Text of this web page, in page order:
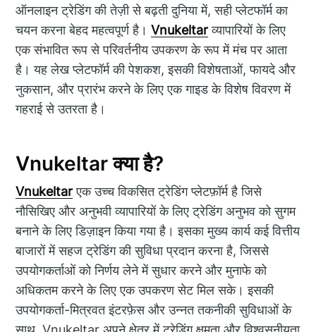
ऑनलाइन ट्रेडिंग की तेज़ी से बढ़ती दुनिया में, सही प्लेटफॉर्म का
चयन करना बेहद महत्वपूर्ण है।Vnukeltarव्यापारियों के लिए
एक संभावित रूप से परिवर्तनीय उपकरण के रूप में मंच पर आता
है। यह लेख प्लेटफॉर्म की पेशकश, इसकी विशेषताओं, फायदे और
नुकसान, और प्रारंभ करने के लिए एक गाइड के विशेष विवरण में
गहराई से उतरता है।
Vnukeltar क्या है?
Vnukeltarएक उच्च विकसित ट्रेडिंग प्लेटफ़ॉर्म है जिसे
नौसिखिए और अनुभवी व्यापारियों के लिए ट्रेडिंग अनुभव को सुगम
बनाने के लिए डिज़ाइन किया गया है। इसका मुख्य कार्य कई वित्तीय
बाजारों में सहज ट्रेडिंग की सुविधा प्रदान करना है, जिससे
उपयोगकर्ताओं को निर्णय लेने में सुधार करने और मुनाफे को
अधिकतम करने के लिए एक उपकरण सेट मिल सके। इसकी
उपयोगकर्ता-मित्रवत इंटरफ़ेस और उन्नत तकनीकी सुविधाओं के